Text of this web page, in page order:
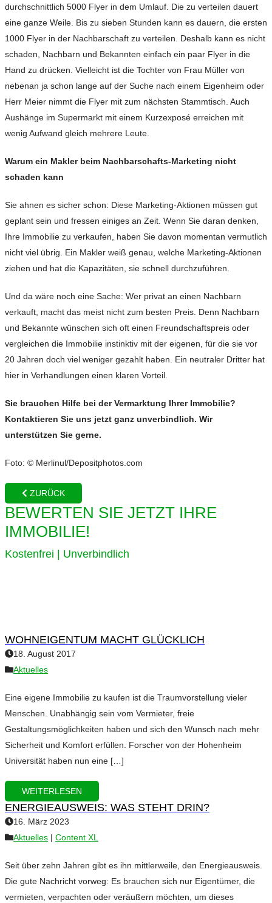
durchschnittlich 5000 Flyer in dem Umlauf. Die zu verteilen dauert
eine ganze Weile. Bis zu sieben Stunden kann es dauern, die ersten
1000 Flyer in der Nachbarschaft zu verteilen. Deshalb kann es nicht
schaden, Nachbarn und Bekannten einfach ein paar Flyer in die
Hand zu drücken. Vielleicht ist die Tochter von Frau Müller von
nebenan ja schon lange auf der Suche nach einem Eigenheim oder
Herr Meier nimmt die Flyer mit zum nächsten Stammtisch. Auch
Aushänge im Supermarkt mit einem Kurzexposé erreichen mit
wenig Aufwand gleich mehrere Leute.
Warum ein Makler beim Nachbarschafts-Marketing nicht
schaden kann
Sie ahnen es sicher schon: Diese Marketing-Aktionen müssen gut
geplant sein und fressen einiges an Zeit. Wenn Sie daran denken,
Ihre Immobilie zu verkaufen, haben Sie davon momentan vermutlich
nicht viel übrig. Ein Makler weiß genau, welche Marketing-Aktionen
ziehen und hat die Kapazitäten, sie schnell durchzuführen.
Und da wäre noch eine Sache: Wer privat an einen Nachbarn
verkauft, macht das meist nicht zum besten Preis. Denn Nachbarn
und Bekannte wünschen sich oft einen Freundschaftspreis oder
vergleichen die Immobilie instinktiv mit der eigenen, für die sie vor
20 Jahren doch viel weniger gezahlt haben. Ein neutraler Dritter hat
hier in Verhandlungen einen klaren Vorteil.
Sie brauchen Hilfe bei der Vermarktung Ihrer Immobilie?
Kontaktieren Sie uns jetzt ganz unverbindlich. Wir
unterstützen Sie gerne.
Foto: © Merlinul/Depositphotos.com
ZURÜCK
BEWERTEN SIE JETZT IHRE
IMMOBILIE!
Kostenfrei | Unverbindlich
WOHNEIGENTUM MACHT GLÜCKLICH
18. August 2017
Aktuelles
Eine eigene Immobilie zu kaufen ist die Traumvorstellung vieler
Menschen. Unabhängig sein vom Vermieter, freie
Gestaltungsmöglichkeiten haben und sich den Wunsch nach mehr
Sicherheit und Komfort erfüllen. Forscher von der Hohenheim
Universität haben nun eine […]
WEITERLESEN
ENERGIEAUSWEIS: WAS STEHT DRIN?
16. März 2023
Aktuelles | Content XL
Seit über zehn Jahren gibt es ihn mittlerweile, den Energieausweis.
Die gute Nachricht vorweg: Es brauchen sich nur Eigentümer, die
vermieten, verpachten oder veräußern möchten, um dieses